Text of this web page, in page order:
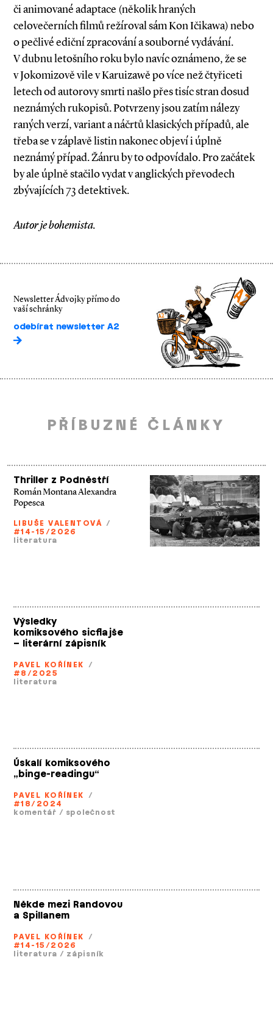
či animované adaptace (několik hraných
celovečerních filmů režíroval sám Kon Ičikawa) nebo
o pečlivé ediční zpracování a souborné vydávání.
V dubnu letošního roku bylo navíc oznámeno, že se
v Jokomizově vile v Karuizawě po více než čtyřiceti
letech od autorovy smrti našlo přes tisíc stran dosud
neznámých rukopisů. Potvrzeny jsou zatím nálezy
raných verzí, variant a náčrtů klasických případů, ale
třeba se v záplavě listin nakonec objeví i úplně
neznámý případ. Žánru by to odpovídalo. Pro začátek
by ale úplně stačilo vydat v anglických převodech
zbývajících 73 detektivek.
Autor je bohemista.
Newsletter Ádvojky přímo do
vaší schránky
odebírat newsletter A2
PŘÍBUZNÉ ČLÁNKY
Thriller z Podněstří
Román Montana Alexandra
Popesca
LIBUŠE VALENTOVÁ /
#14-15/2026
literatura
Výsledky
komiksového sicflajše
– literární zápisník
PAVEL KOŘÍNEK /
#8/2025
literatura
Úskalí komiksového
„binge­-readingu“
PAVEL KOŘÍNEK /
#18/2024
komentář / společnost
Někde mezi Randovou
a Spillanem
PAVEL KOŘÍNEK /
#14-15/2026
literatura / zápisník